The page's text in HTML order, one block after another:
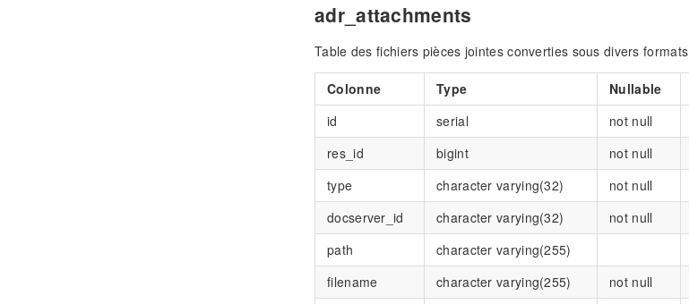
adr_attachments
Table des fichiers pièces jointes converties sous divers formats
Colonne Type Nullable
id
serial not null
res_id
bigint not null
type
character varying(32) not null
docserver_id
character varying(32) not null
path
character varying(255)
filename
character varying(255) not null